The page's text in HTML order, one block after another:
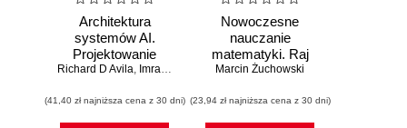
Architektura
systemów AI.
Projektowanie
skalowalnego i
oprogramowania
Richard D Avila, Imran Ahmad
(41,40 zł najniższa cena z 30 dni)
Nowoczesne
nauczanie
matematyki. Raj
Cantora bez
Marcin Żuchowski
(23,94 zł najniższa cena z 30 dni)